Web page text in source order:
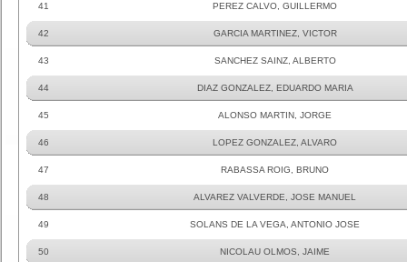
41 PEREZ CALVO, GUILLERMO
42 GARCIA MARTINEZ, VICTOR
43 SANCHEZ SAINZ, ALBERTO
44 DIAZ GONZALEZ, EDUARDO MARIA
45 ALONSO MARTIN, JORGE
46 LOPEZ GONZALEZ, ALVARO
47 RABASSA ROIG, BRUNO
48 ALVAREZ VALVERDE, JOSE MANUEL
49 SOLANS DE LA VEGA, ANTONIO JOSE
50 NICOLAU OLMOS, JAIME